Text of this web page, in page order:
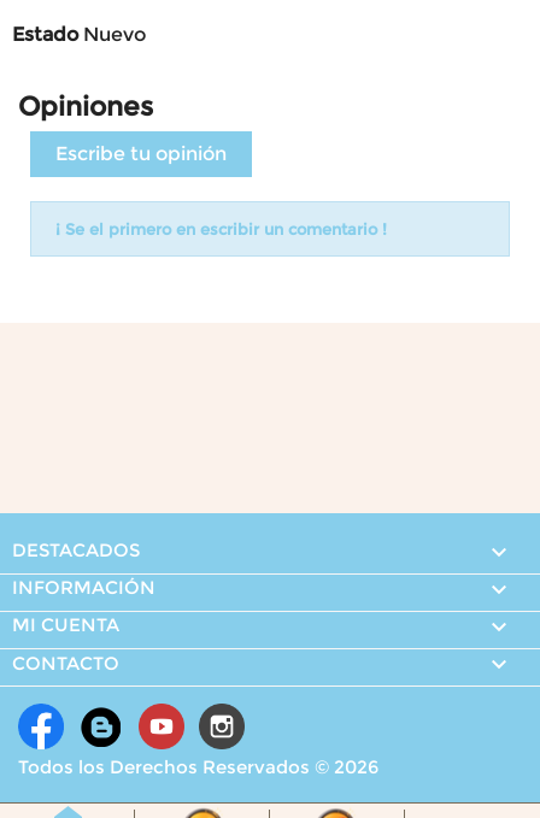
Estado Nuevo
Opiniones
Escribe tu opinión
¡ Se el primero en escribir un comentario !
DESTACADOS 
INFORMACIÓN 
MI CUENTA 
CONTACTO 
Todos los Derechos Reservados © 2026